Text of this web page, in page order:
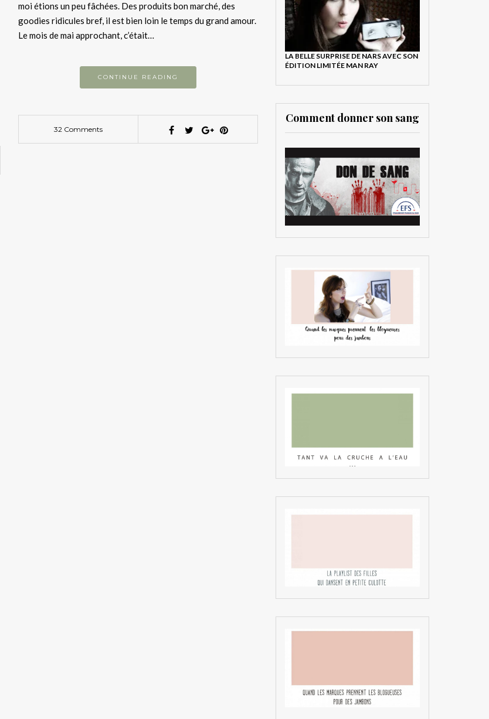
moi étions un peu fâchées. Des produits bon marché, des
goodies ridicules bref, il est bien loin le temps du grand amour.
Le mois de mai approchant, c’était…
CONTINUE READING
32 Comments
LA BELLE SURPRISE DE NARS AVEC SON
ÉDITION LIMITÉE MAN RAY
Comment donner son sang